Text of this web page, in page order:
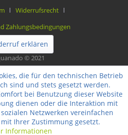
Widerrufsrecht
Zahlungsbedingungen
erklären
© 2021
die für den technischen Betrieb
sind und stets gesetzt werden.
bei Benutzung dieser Website
dienen oder die Interaktion mit
Netzwerken vereinfachen
Ihrer Zustimmung gesetzt.
Informationen